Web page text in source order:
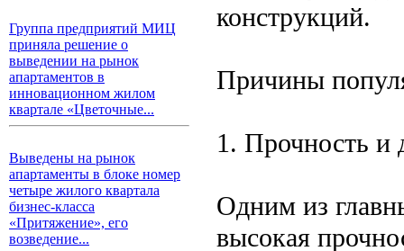
Группа предприятий МИЦ
приняла решение о
выведении на рынок
апартаментов в
инновационном жилом
квартале «Цветочные...
Выведены на рынок
апартаменты в блоке номер
четыре жилого квартала
бизнес-класса
«Притяжение», его
возведение...
конструкций.
Причины
1. Прочность и
Одним из
высокая